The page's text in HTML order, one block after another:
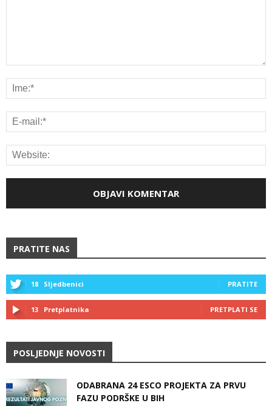
PRATITE NAS
18 Sljedbenici PRATITE
13 Pretplatnika PRETPLATI SE
POSLJEDNJE NOVOSTI
ODABRANA 24 ESCO PROJEKTA ZA PRVU
FAZU PODRŠKE U BIH